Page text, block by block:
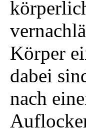
Körper
dabei
nach